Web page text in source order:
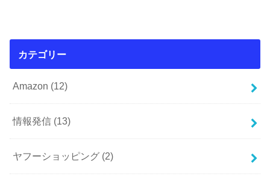
カテゴリー
Amazon (12)
情報発信 (13)
ヤフーショッピング (2)